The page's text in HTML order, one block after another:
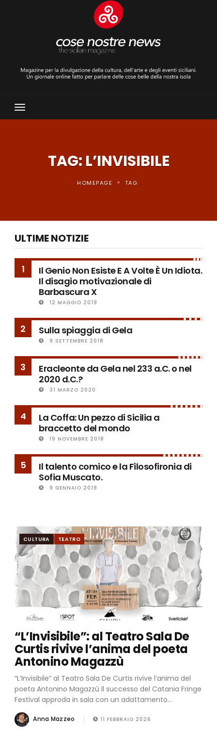
Toggle
Navigation
TAG: L’INVISIBILE
HOMEPAGE » TAG
ULTIME NOTIZIE
1
Il Genio Non Esiste E A Volte È Un Idiota.
Il disagio motivazionale di
Barbascura X
12 MAGGIO 2019
2 Sulla spiaggia di Gela
9 SETTEMBRE 2018
3
Eracleonte da Gela nel 233 a.C. o nel
2020 d.C.?
31 MARZO 2020
4
La Coffa: Un pezzo di Sicilia a
braccetto del mondo
19 NOVEMBRE 2018
5
Il talento comico e la Filosofironia di
Sofia Muscato.
9 GENNAIO 2019
CULTURA TEATRO
“L’Invisibile”: al Teatro Sala De
Curtis rivive l’anima del poeta
Antonino Magazzù
“L’Invisibile” al Teatro Sala De Curtis rivive l’anima del
poeta Antonino Magazzù Il successo del Catania Fringe
Festival approda in sala con un adattamento...
Anna Mazzeo 11 FEBBRAIO 2026